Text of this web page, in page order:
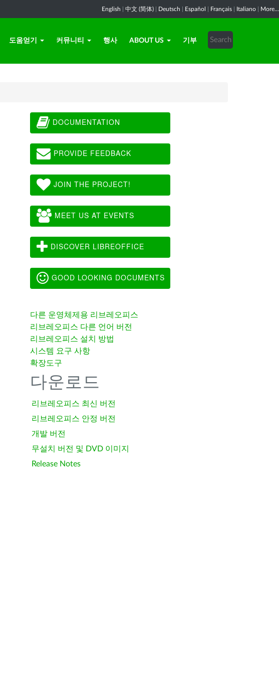
English 中文 (简体) Deutsch Español Français Italiano More...
도움얻기 커뮤니티 행사 ABOUT US 기부
DOCUMENTATION
PROVIDE FEEDBACK
JOIN THE PROJECT!
MEET US AT EVENTS
DISCOVER LIBREOFFICE
GOOD LOOKING DOCUMENTS
다른 운영체제용 리브레오피스
리브레오피스 다른 언어 버전
리브레오피스 설치 방법
시스템 요구 사항
확장도구
다운로드
리브레오피스 최신 버전
리브레오피스 안정 버전
개발 버전
무설치 버전 및 DVD 이미지
Release Notes